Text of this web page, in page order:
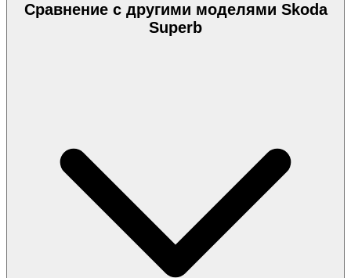
Сравнение с другими моделями Skoda
Superb